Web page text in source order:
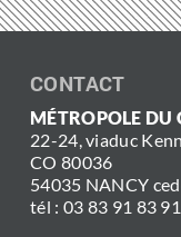
CONTACT
MÉTROPOLE
22-24, viaduc
CO 80036
54035 NANCY
tél : 03 83 91 83 91